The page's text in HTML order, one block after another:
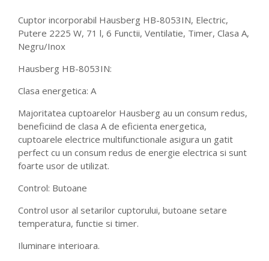
Cuptor incorporabil Hausberg HB-8053IN, Electric,
Putere 2225 W, 71 l, 6 Functii, Ventilatie, Timer, Clasa A,
Negru/Inox
Hausberg HB-8053IN:
Clasa energetica: A
Majoritatea cuptoarelor Hausberg au un consum redus,
beneficiind de clasa A de eficienta energetica,
cuptoarele electrice multifunctionale asigura un gatit
perfect cu un consum redus de energie electrica si sunt
foarte usor de utilizat.
Control: Butoane
Control usor al setarilor cuptorului, butoane setare
temperatura, functie si timer.
Iluminare interioara.